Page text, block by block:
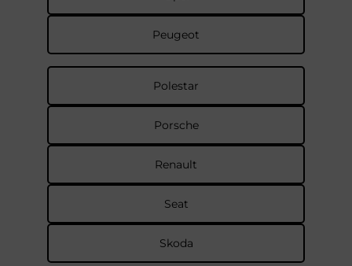
Peugeot
Polestar
Porsche
Renault
Seat
Skoda